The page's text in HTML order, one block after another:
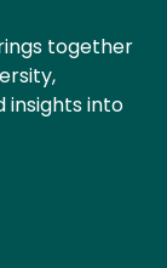
together
insights into